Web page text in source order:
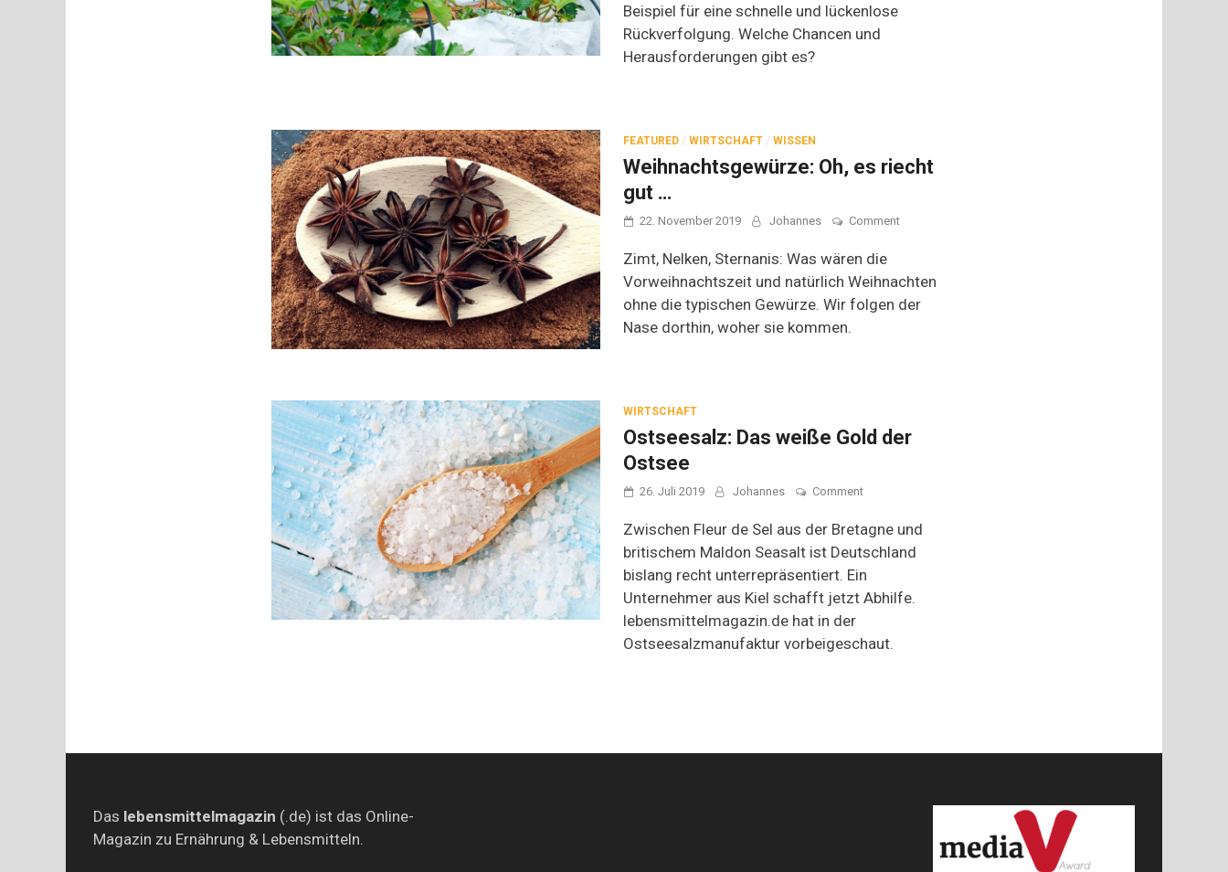
Sicht
Beispiel für eine schnelle und lückenlose
Rückverfolgung. Welche Chancen und
Herausforderungen gibt es?
FEATURED / WIRTSCHAFT / WISSEN
Weihnachtsgewürze: Oh, es riecht
gut …
22. November 2019 Johannes Commenton
riecht
gut
Zimt, Nelken, Sternanis: Was wären die
Vorweihnachtszeit und natürlich Weihnachten
ohne die typischen Gewürze. Wir folgen der
Nase dorthin, woher sie kommen.
WIRTSCHAFT
Ostseesalz: Das weiße Gold der
Ostsee
26. Juli 2019 Johannes Commenton
Das
weiße
Gold
der
Ostsee
Zwischen Fleur de Sel aus der Bretagne und
britischem Maldon Seasalt ist Deutschland
bislang recht unterrepräsentiert. Ein
Unternehmer aus Kiel schafft jetzt Abhilfe.
lebensmittelmagazin.de hat in der
Ostseesalzmanufaktur vorbeigeschaut.
Das lebensmittelmagazin (.de) ist das Online-
Magazin zu Ernährung & Lebensmitteln.